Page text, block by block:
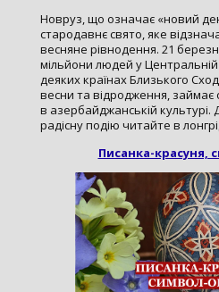
Новруз, що означає «новий
стародавнє свято, яке
весняне рівнодення. 21
мільйони людей у Центральній
деяких країнах Близького
весни та відродження, займає
в азербайджанській
радісну подію читайте в
Писанка-красуня,